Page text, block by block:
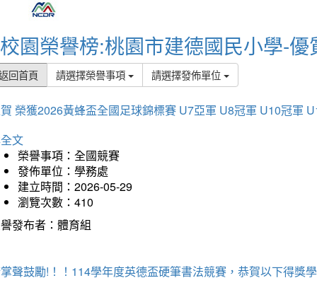
校園榮譽榜:桃園市建德國民小學-優
回首頁 請選擇榮譽事項 請選擇發佈單位
榮獲2026黃蜂盃全國足球錦標賽 U7亞軍 U8冠軍 U10冠軍
文
榮譽事項：全國競賽
發佈單位：學務處
建立時間：2026-05-29
瀏覽次數：410
發布者：體育組
聲鼓勵!！！114學年度英德盃硬筆書法競賽，恭賀以下得獎